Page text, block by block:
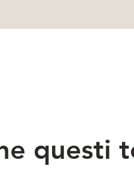
questi